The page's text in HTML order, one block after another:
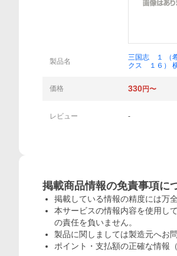
製品名
三国志 １ （
クス １６）
価格
330円〜
レビュー -
掲載商品情報の免責事項に
掲載している情報の精度には万
本サービスの情報内容を使用し
の責任を負いません。
製品に関しましては製造元へお
ポイント・支払額の正確な情報